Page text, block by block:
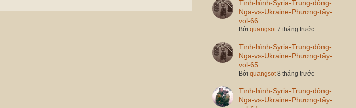
Tình-hình-Syria-Trung-đông-
Nga-vs-Ukraine-Phương-tây-
vol-66
Bởi quangsot 7 tháng trước
Tình-hình-Syria-Trung-đông-
Nga-vs-Ukraine-Phương-tây-
vol-65
Bởi quangsot 8 tháng trước
Tình-hình-Syria-Trung-đông-
Nga-vs-Ukraine-Phương-tây-